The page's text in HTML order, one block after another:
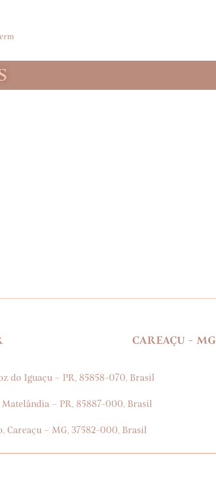
CAREAÇU - MG
do Iguaçu – PR, 85858-070, Brasil
Matelândia – PR, 85887-000, Brasil
Careaçu – MG, 37582-000, Brasil